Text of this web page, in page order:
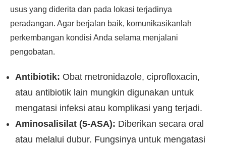
usus yang diderita dan pada lokasi terjadinya
peradangan. Agar berjalan baik, komunikasikanlah
perkembangan kondisi Anda selama menjalani
pengobatan.
Antibiotik: Obat metronidazole, ciprofloxacin,
atau antibiotik lain mungkin digunakan untuk
mengatasi infeksi atau komplikasi yang terjadi.
Aminosalisilat (5-ASA): Diberikan secara oral
atau melalui dubur. Fungsinya untuk mengatasi